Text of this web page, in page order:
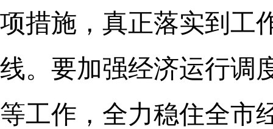
项措施，真正落实到工
线。要加强经济运行调
等工作，全力稳住全市